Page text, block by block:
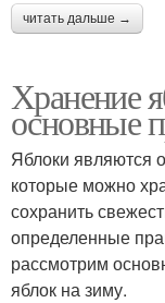
читать дальше →
Хранение
основные
Яблоки являются
которые можно
сохранить
определенные
рассмотрим
яблок на зиму.